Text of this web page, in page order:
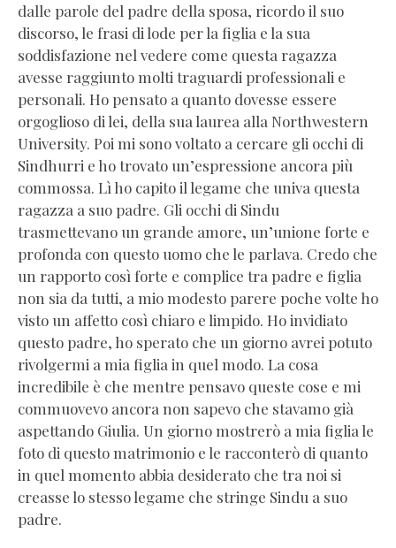
dalle parole del padre della sposa, ricordo il suo
discorso, le frasi di lode per la figlia e la sua
soddisfazione nel vedere come questa ragazza
avesse raggiunto molti traguardi professionali e
personali. Ho pensato a quanto dovesse essere
orgoglioso di lei, della sua laurea alla Northwestern
University. Poi mi sono voltato a cercare gli occhi di
Sindhurri e ho trovato un’espressione ancora più
commossa. Lì ho capito il legame che univa questa
ragazza a suo padre. Gli occhi di Sindu
trasmettevano un grande amore, un’unione forte e
profonda con questo uomo che le parlava. Credo che
un rapporto così forte e complice tra padre e figlia
non sia da tutti, a mio modesto parere poche volte ho
visto un affetto così chiaro e limpido. Ho invidiato
questo padre, ho sperato che un giorno avrei potuto
rivolgermi a mia figlia in quel modo. La cosa
incredibile è che mentre pensavo queste cose e mi
commuovevo ancora non sapevo che stavamo già
aspettando Giulia. Un giorno mostrerò a mia figlia le
foto di questo matrimonio e le racconterò di quanto
in quel momento abbia desiderato che tra noi si
creasse lo stesso legame che stringe Sindu a suo
padre.